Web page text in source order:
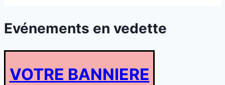
Evénements en vedette
VOTRE BANNIERE